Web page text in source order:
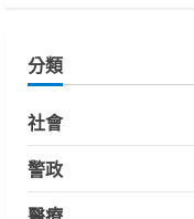
分類
社會
警政